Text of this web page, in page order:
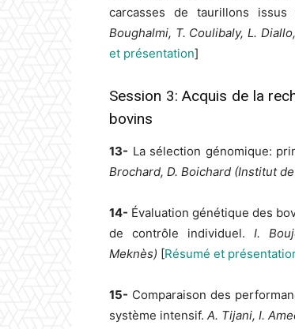
carcasses de taurillons
Boughalmi, T. Coulibaly, L.
et présentation]
Session 3: Acquis de la
bovins
13- La sélection génomique:
Brochard, D. Boichard (Institut
14- Évaluation génétique des
de contrôle individuel.I.
Meknès) [Résumé et
15- Comparaison des
système intensif. A. Tijani, I.